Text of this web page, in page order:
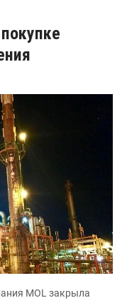
MOL закрыла